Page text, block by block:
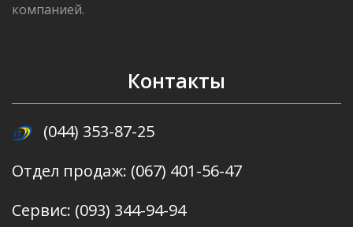
компанией.
Контакты
(044) 353-87-25
Отдел продаж: (067) 401-56-47
Сервис: (093) 344-94-94